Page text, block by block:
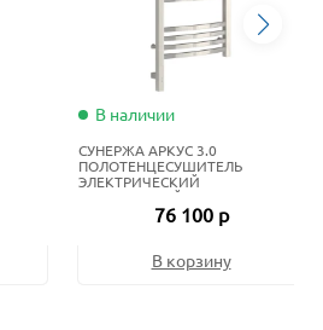
В наличии
СУНЕРЖА АРКУС 3.0
ПОЛОТЕНЦЕСУШИТЕЛЬ
ЭЛЕКТРИЧЕСКИЙ
ЖИДКОСТНЫЙ 100Х40 СМ
НЕРЖАВЕЮЩАЯ СТАЛЬ
76 100 р
В корзину